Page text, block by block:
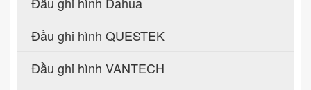
Đầu ghi hình QUESTEK
Đầu ghi hình VANTECH